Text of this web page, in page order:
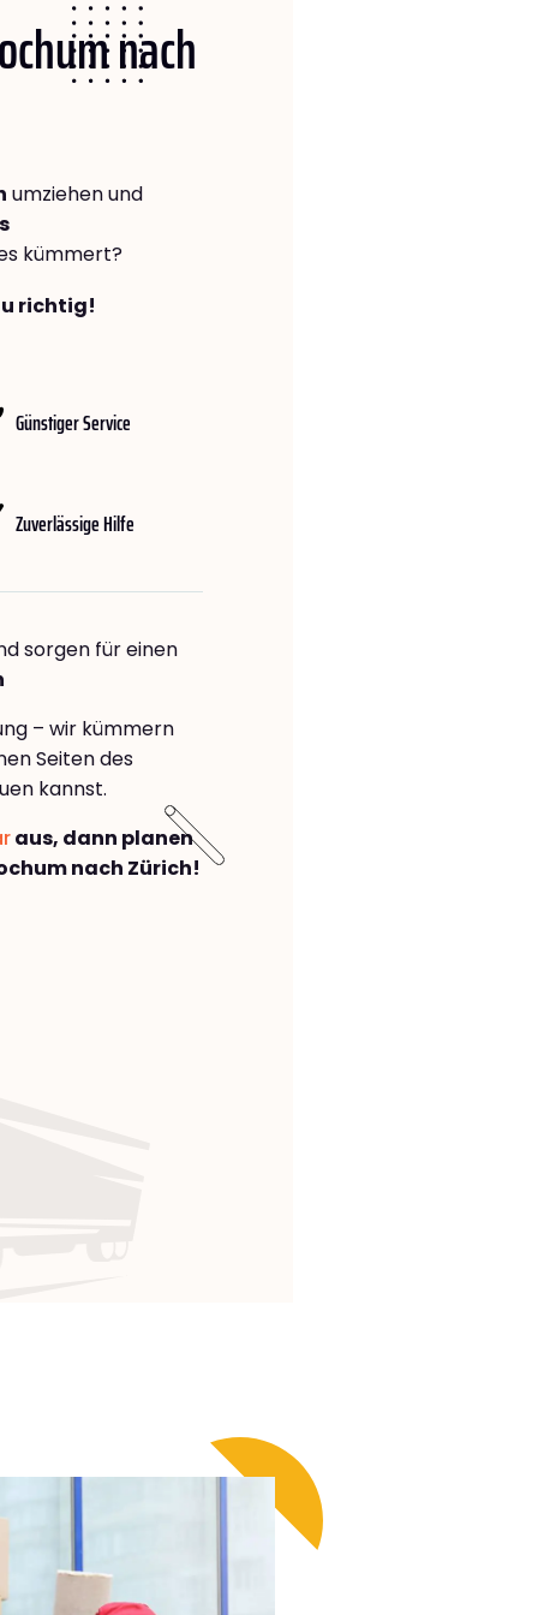
nach
umziehen und
kümmert?
richtig!
Günstiger Service
Zuverlässige Hilfe
sorgen für einen
– wir kümmern
Seiten des
kannst.
aus, dann planen
nach Zürich!